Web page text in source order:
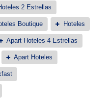
2 Estrellas
Boutique Hoteles
Apart Hoteles 4 Estrellas
Apart Hoteles